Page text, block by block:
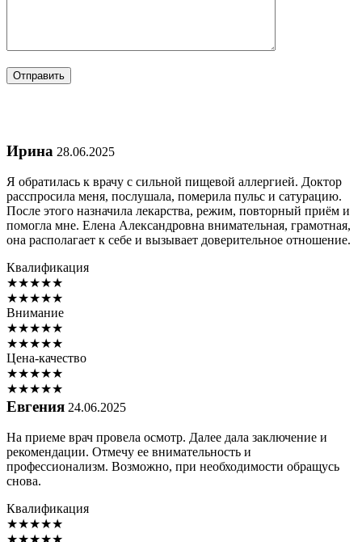
Ирина 28.06.2025
Я обратилась к врачу с сильной пищевой аллергией. Доктор
расспросила меня, послушала, померила пульс и сатурацию.
После этого назначила лекарства, режим, повторный приём и
помогла мне. Елена Александровна внимательная, грамотная,
она располагает к себе и вызывает доверительное отношение.
Квалификация
★★★★★
★★★★★
Внимание
★★★★★
★★★★★
Цена-качество
★★★★★
★★★★★
Евгения 24.06.2025
На приеме врач провела осмотр. Далее дала заключение и
рекомендации. Отмечу ее внимательность и
профессионализм. Возможно, при необходимости обращусь
снова.
Квалификация
★★★★★
★★★★★